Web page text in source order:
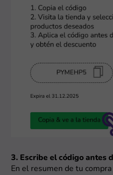
3. Escribe el código antes
En el resumen de tu